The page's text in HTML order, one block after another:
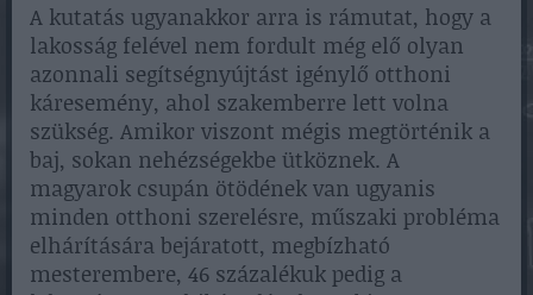
A kutatás ugyanakkor arra is rámutat, hogy a
lakosság felével nem fordult még elő olyan
azonnali segítségnyújtást igénylő otthoni
káresemény, ahol szakemberre lett volna
szükség. Amikor viszont mégis megtörténik a
baj, sokan nehézségekbe ütköznek. A
magyarok csupán ötödének van ugyanis
minden otthoni szerelésre, műszaki probléma
elhárítására bejáratott, megbízható
mesterembere, 46 százalékuk pedig a